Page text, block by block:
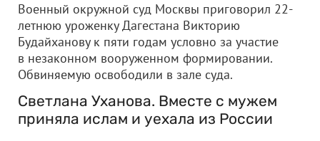
Военный окружной суд Москвы приговорил 22-
летнюю уроженку Дагестана Викторию
Будайханову к пяти годам условно за участие
в незаконном вооруженном формировании.
Обвиняемую освободили в зале суда.
Светлана Уханова. Вместе с мужем
приняла ислам и уехала из России